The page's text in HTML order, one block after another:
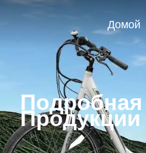
Домой
Продукции